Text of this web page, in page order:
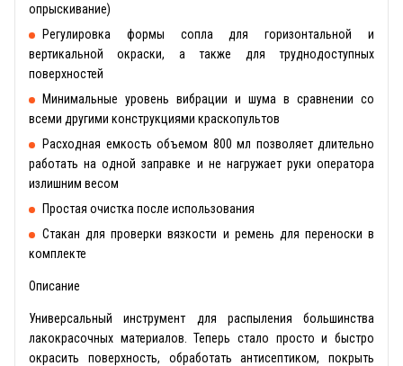
опрыскивание)
Регулировка формы сопла для горизонтальной и
вертикальной окраски, а также для труднодоступных
поверхностей
Минимальные уровень вибрации и шума в сравнении со
всеми другими конструкциями краскопультов
Расходная емкость объемом 800 мл позволяет длительно
работать на одной заправке и не нагружает руки оператора
излишним весом
Простая очистка после использования
Стакан для проверки вязкости и ремень для переноски в
комплекте
Описание
Универсальный инструмент для распыления большинства
лакокрасочных материалов. Теперь стало просто и быстро
окрасить поверхность, обработать антисептиком, покрыть